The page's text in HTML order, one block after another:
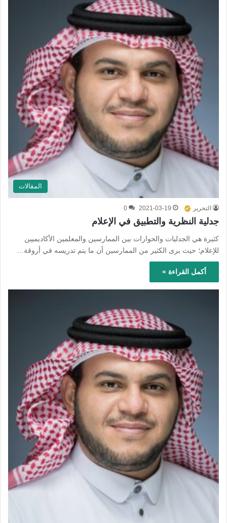
المقالات
التحرير 2021-03-19
0
جدلية النظرية والتطبيق في الإعلام
كثيرة هي الجدليات والحوارات بين الممارسين والمعلمين الأكاديميين
للإعلام؛ حيث يرى الكثير من الممارسين أن ما يتم تدريسه في أروقة…
أكمل القراءة »